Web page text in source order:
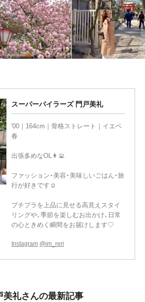
スーパーバイラーズ 門戸美礼
'00｜164cm｜骨格ストレート｜イエベ
春
出張多めなOL👩‍💻
ファッション・美容・美味しいごはん・旅
行が好きです☺︎
プチプラを上品に見せる高見えスタイ
リングや、季節を楽しむお出かけ、日常
の心ときめく瞬間をお届けします♡
Instagram @im_reri
美礼さんの最新記事